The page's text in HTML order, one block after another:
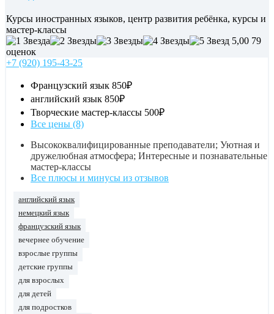
Курсы иностранных языков, центр развития ребёнка, курсы и
мастер-классы
5,00 79
оценок
+7 (920) 195-43-25
Французский язык 850₽
английский язык 850₽
Творческие мастер-классы 500₽
Все цены (8)
Высококвалифицированные преподаватели; Уютная и
дружелюбная атмосфера; Интересные и познавательные
мастер-классы
Все плюсы и минусы из отзывов
английский язык
немецкий язык
французский язык
вечернее обучение
взрослые группы
детские группы
для взрослых
для детей
для подростков